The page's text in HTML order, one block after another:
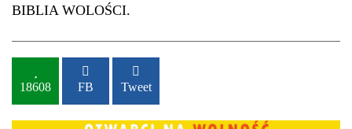
BIBLIA WOLOŚCI.
18608 FB Tweet